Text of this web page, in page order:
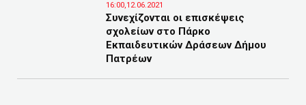
16:00,12.06.2021
Συνεχίζονται οι επισκέψεις
σχολείων στο Πάρκο
Εκπαιδευτικών Δράσεων Δήμου
Πατρέων